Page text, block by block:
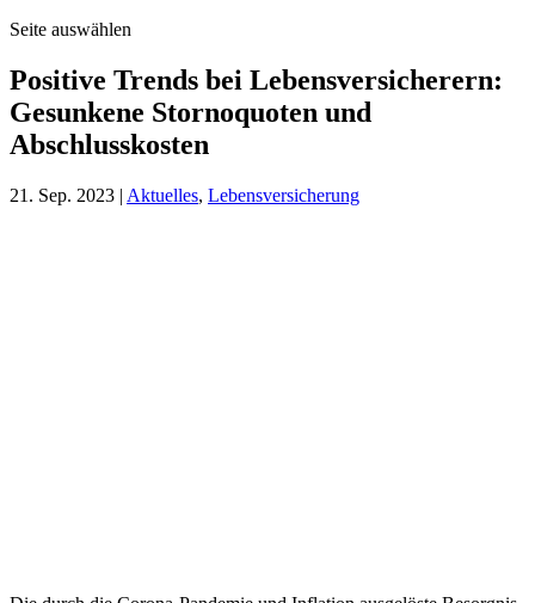
Seite auswählen
Positive Trends bei Lebensversicherern:
Gesunkene Stornoquoten und
Abschlusskosten
21. Sep. 2023 | Aktuelles, Lebensversicherung